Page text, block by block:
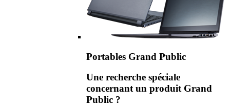
Portables Grand Public
Une recherche spéciale
concernant un produit Grand
Public ?